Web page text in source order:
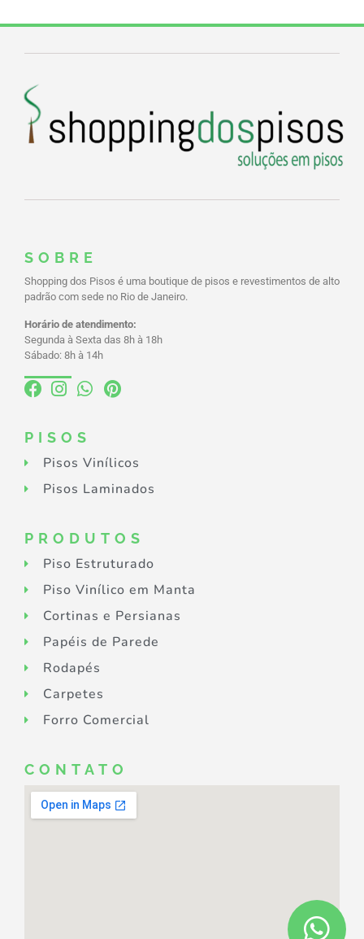
SOBRE
Shopping dos Pisos é uma boutique de pisos e revestimentos de alto
padrão com sede no Rio de Janeiro.
Horário de atendimento:
Segunda à Sexta das 8h à 18h
Sábado: 8h à 14h
PISOS
Pisos Vinílicos
Pisos Laminados
PRODUTOS
Piso Estruturado
Piso Vinílico em Manta
Cortinas e Persianas
Papéis de Parede
Rodapés
Carpetes
Forro Comercial
CONTATO